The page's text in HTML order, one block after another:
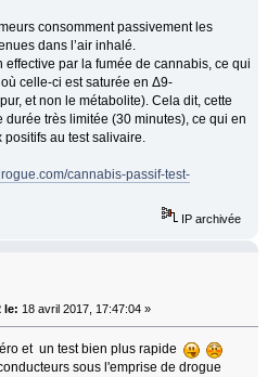
consomment passivement les
dans l’air inhalé.
par la fumée de cannabis, ce qui
celle-ci est saturée en Δ9-
et non le métabolite). Cela dit, cette
très limitée (30 minutes), ce qui en
positifs au test salivaire.
cannabis-passif-test-
IP archivée
le: 18 avril 2017, 17:47:04 »
et un test bien plus rapide
sous l'emprise de drogue